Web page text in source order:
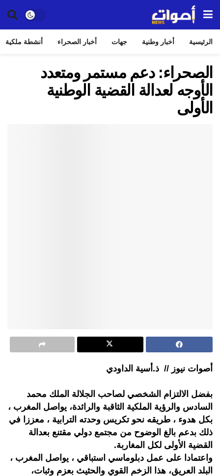
الرئيسية أخبار وطنية جهات أخبار الصحراء أنشطة ملكية
الصحراء: دعم مستمر ومتعدد
الأوجه لعدالة القضية الوطنية
الأولى
أصوات نيوز // ذ.أسية الداودي
بفضل الالتزام الشخصي لصاحب الجلالة الملك محمد
السادس والرؤية الملكية الثاقبة والرائدة، يواصل المغرب ،
بكل هدوء ، طريقه نحو تكريس وحدته الترابية ، معززا في
ذلك بدعم بالغ الوضوح من مجتمع دولي مقتنع بعدالة
القضية الأولى لكل المغاربة.
واعتمادا على عمل دبلوماسي استباقي ، يواصل المغرب ،
البلد العريق، هذا الزخم القوي والحثيث بعزم وثبات،